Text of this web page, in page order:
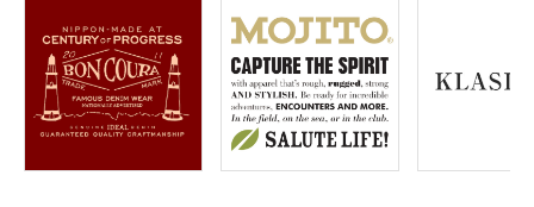
meeting_room ログイン 会員登録